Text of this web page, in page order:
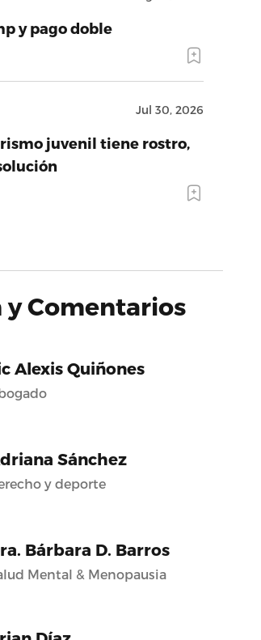
y pago doble
Jul 30, 2026
juvenil tiene rostro,
Comentarios
Alexis Quiñones
Sánchez
y deporte
Bárbara D. Barros
Mental & Menopausia